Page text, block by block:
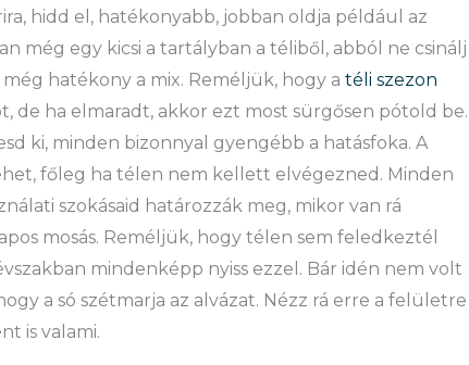
hidd el, hatékonyabb, jobban oldja például az
még egy kicsi a tartályban a téliből, abból ne csinálj
hatékony a mix. Reméljük, hogy a téli szezon
de ha elmaradt, akkor ezt most sürgősen pótold be.
ki, minden bizonnyal gyengébb a hatásfoka. A
főleg ha télen nem kellett elvégezned. Minden
szokásaid határozzák meg, mikor van rá
mosás. Reméljük, hogy télen sem feledkeztél
mindenképp nyiss ezzel. Bár idén nem volt
a só szétmarja az alvázat. Nézz rá erre a felületre
is valami.